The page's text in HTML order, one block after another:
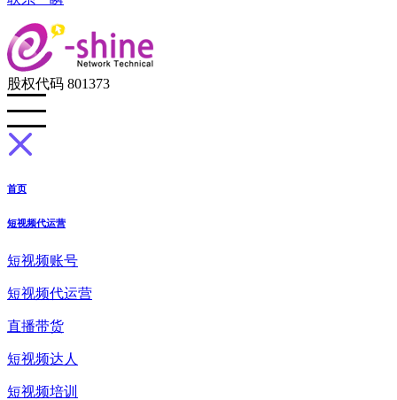
股权代码 801373
首页
短视频代运营
短视频账号
短视频代运营
直播带货
短视频达人
短视频培训